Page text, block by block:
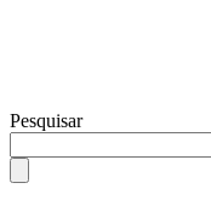
Pesquisar